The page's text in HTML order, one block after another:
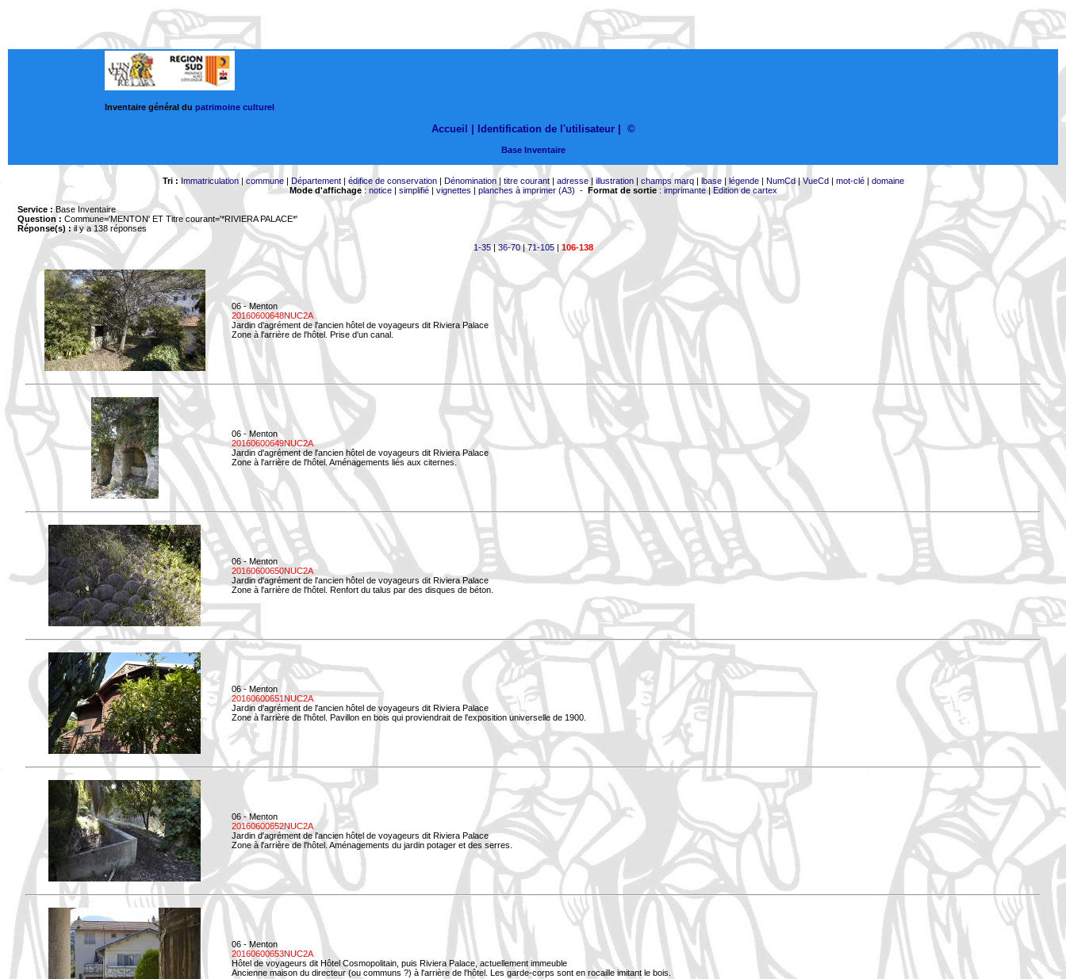
Inventaire général du patrimoine culturel
Accueil | Identification de l'utilisateur ©
Base Inventaire
Tri : Immatriculation|commune| Département| édifice de conservation| Dénomination| titre courant| adresse| illustration| champs marq| lbase| légende| NumCd|VueCd| mot-clé| domaine
Mode d'affichage: notice| simplifié| vignettes | planches à imprimer (A3) - Format de sortie: imprimante|Edition de cartex
Service : Base Inventaire
Question : Commune='MENTON' ET Titre courant='*RIVIERA PALACE*'
Réponse(s) :il y a 138 réponses
1-35|36-70|71-105| 106-138
06 - Menton
20160600648NUC2A
Jardin d'agrément de l'ancien hôtel de voyageurs dit Riviera Palace
Zone à l'arrière de l'hôtel. Prise d'un canal.
06 - Menton
20160600649NUC2A
Jardin d'agrément de l'ancien hôtel de voyageurs dit Riviera Palace
Zone à l'arrière de l'hôtel. Aménagements liés aux citernes.
06 - Menton
20160600650NUC2A
Jardin d'agrément de l'ancien hôtel de voyageurs dit Riviera Palace
Zone à l'arrière de l'hôtel. Renfort du talus par des disques de béton.
06 - Menton
20160600651NUC2A
Jardin d'agrément de l'ancien hôtel de voyageurs dit Riviera Palace
Zone à l'arrière de l'hôtel. Pavillon en bois qui proviendrait de l'exposition universelle de 1900.
06 - Menton
20160600652NUC2A
Jardin d'agrément de l'ancien hôtel de voyageurs dit Riviera Palace
Zone à l'arrière de l'hôtel. Aménagements du jardin potager et des serres.
06 - Menton
20160600653NUC2A
Hôtel de voyageurs dit Hôtel Cosmopolitain, puis Riviera Palace, actuellement immeuble
Ancienne maison du directeur (ou communs ?) à l'arrière de l'hôtel. Les garde-corps sont en rocaille imitant le bois.